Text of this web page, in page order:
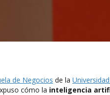
de Negocios de la
cómo la inteligencia